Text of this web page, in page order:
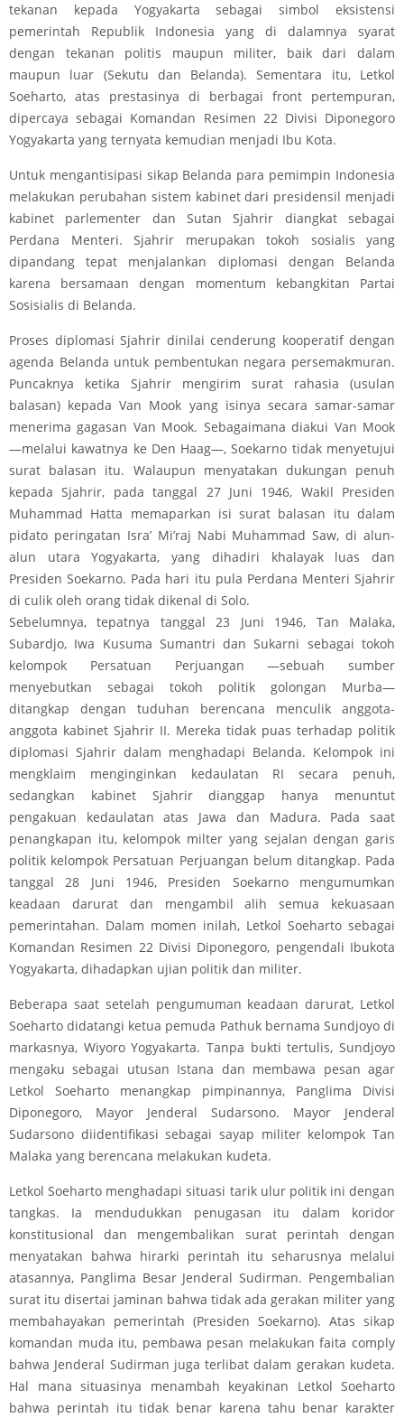
tekanan kepada Yogyakarta sebagai simbol eksistensi
pemerintah Republik Indonesia yang di dalamnya syarat
dengan tekanan politis maupun militer, baik dari dalam
maupun luar (Sekutu dan Belanda). Sementara itu, Letkol
Soeharto, atas prestasinya di berbagai front pertempuran,
dipercaya sebagai Komandan Resimen 22 Divisi Diponegoro
Yogyakarta yang ternyata kemudian menjadi Ibu Kota.
Untuk mengantisipasi sikap Belanda para pemimpin Indonesia
melakukan perubahan sistem kabinet dari presidensil menjadi
kabinet parlementer dan Sutan Sjahrir diangkat sebagai
Perdana Menteri. Sjahrir merupakan tokoh sosialis yang
dipandang tepat menjalankan diplomasi dengan Belanda
karena bersamaan dengan momentum kebangkitan Partai
Sosisialis di Belanda.
Proses diplomasi Sjahrir dinilai cenderung kooperatif dengan
agenda Belanda untuk pembentukan negara persemakmuran.
Puncaknya ketika Sjahrir mengirim surat rahasia (usulan
balasan) kepada Van Mook yang isinya secara samar-samar
menerima gagasan Van Mook. Sebagaimana diakui Van Mook
—melalui kawatnya ke Den Haag—, Soekarno tidak menyetujui
surat balasan itu. Walaupun menyatakan dukungan penuh
kepada Sjahrir, pada tanggal 27 Juni 1946, Wakil Presiden
Muhammad Hatta memaparkan isi surat balasan itu dalam
pidato peringatan Isra’ Mi’raj Nabi Muhammad Saw, di alun-
alun utara Yogyakarta, yang dihadiri khalayak luas dan
Presiden Soekarno. Pada hari itu pula Perdana Menteri Sjahrir
di culik oleh orang tidak dikenal di Solo.
Sebelumnya, tepatnya tanggal 23 Juni 1946, Tan Malaka,
Subardjo, Iwa Kusuma Sumantri dan Sukarni sebagai tokoh
kelompok Persatuan Perjuangan —sebuah sumber
menyebutkan sebagai tokoh politik golongan Murba—
ditangkap dengan tuduhan berencana menculik anggota-
anggota kabinet Sjahrir II. Mereka tidak puas terhadap politik
diplomasi Sjahrir dalam menghadapi Belanda. Kelompok ini
mengklaim menginginkan kedaulatan RI secara penuh,
sedangkan kabinet Sjahrir dianggap hanya menuntut
pengakuan kedaulatan atas Jawa dan Madura. Pada saat
penangkapan itu, kelompok milter yang sejalan dengan garis
politik kelompok Persatuan Perjuangan belum ditangkap. Pada
tanggal 28 Juni 1946, Presiden Soekarno mengumumkan
keadaan darurat dan mengambil alih semua kekuasaan
pemerintahan. Dalam momen inilah, Letkol Soeharto sebagai
Komandan Resimen 22 Divisi Diponegoro, pengendali Ibukota
Yogyakarta, dihadapkan ujian politik dan militer.
Beberapa saat setelah pengumuman keadaan darurat, Letkol
Soeharto didatangi ketua pemuda Pathuk bernama Sundjoyo di
markasnya, Wiyoro Yogyakarta. Tanpa bukti tertulis, Sundjoyo
mengaku sebagai utusan Istana dan membawa pesan agar
Letkol Soeharto menangkap pimpinannya, Panglima Divisi
Diponegoro, Mayor Jenderal Sudarsono. Mayor Jenderal
Sudarsono diidentifikasi sebagai sayap militer kelompok Tan
Malaka yang berencana melakukan kudeta.
Letkol Soeharto menghadapi situasi tarik ulur politik ini dengan
tangkas. Ia mendudukkan penugasan itu dalam koridor
konstitusional dan mengembalikan surat perintah dengan
menyatakan bahwa hirarki perintah itu seharusnya melalui
atasannya, Panglima Besar Jenderal Sudirman. Pengembalian
surat itu disertai jaminan bahwa tidak ada gerakan militer yang
membahayakan pemerintah (Presiden Soekarno). Atas sikap
komandan muda itu, pembawa pesan melakukan faita comply
bahwa Jenderal Sudirman juga terlibat dalam gerakan kudeta.
Hal mana situasinya menambah keyakinan Letkol Soeharto
bahwa perintah itu tidak benar karena tahu benar karakter